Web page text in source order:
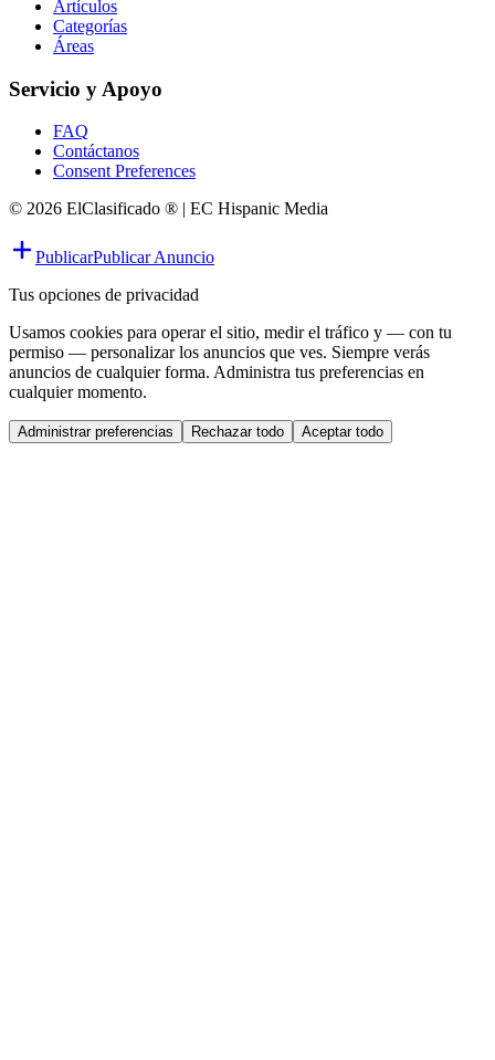
Artículos
Categorías
Áreas
Servicio y Apoyo
FAQ
Contáctanos
Consent Preferences
© 2026 ElClasificado ® | EC Hispanic Media
PublicarPublicar Anuncio
Tus opciones de privacidad
Usamos cookies para operar el sitio, medir el tráfico y — con tu
permiso — personalizar los anuncios que ves. Siempre verás
anuncios de cualquier forma. Administra tus preferencias en
cualquier momento.
Administrar preferencias Rechazar todo Aceptar todo